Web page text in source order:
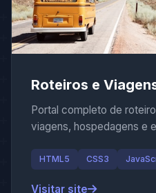
Roteiros e
Portal completo de
viagens, hospedagens e
HTML5 CSS3
Visitar site